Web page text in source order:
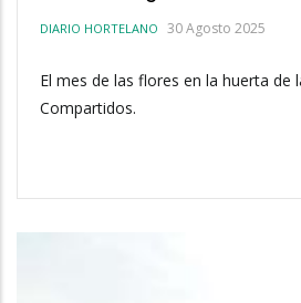
DIARIO HORTELANO 30 Agosto 2025
El mes de las flores en la huerta de
Compartidos.